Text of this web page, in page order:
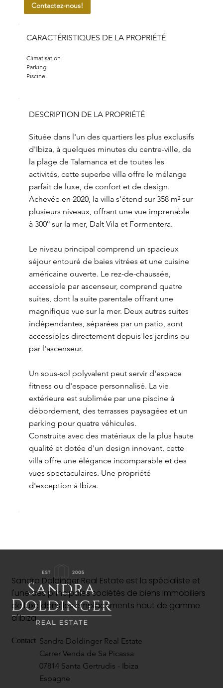
Contactez-nous!
CARACTÉRISTIQUES DE LA PROPRIÉTÉ
Climatisation
Parking
Piscine
DESCRIPTION DE LA PROPRIÉTÉ
Située dans l'un des quartiers les plus exclusifs
d'Ibiza, à quelques minutes du centre-ville, de
la plage de Talamanca et de toutes les
activités, cette superbe villa offre le mélange
parfait de luxe, de confort et de design.
Achevée en 2020, la villa s'étend sur 358 m² sur
plusieurs niveaux, offrant une vue imprenable
à 300° sur la mer, Dalt Vila et Formentera.
Le niveau principal comprend un spacieux
séjour entouré de baies vitrées et une cuisine
américaine ouverte. Le rez-de-chaussée,
accessible par ascenseur, comprend quatre
suites, dont la suite parentale offrant une
magnifique vue sur la mer. Deux autres suites
indépendantes, séparées par un patio, sont
accessibles directement depuis les jardins ou
par l'ascenseur.
Un sous-sol polyvalent peut servir d'espace
fitness ou d'espace personnalisé. La vie
extérieure est sublimée par une piscine à
débordement, des terrasses paysagées et un
parking pour quatre véhicules.
Construite avec des matériaux de la plus haute
qualité et dotée d'un design innovant, cette
villa offre une élégance incomparable et des
vues spectaculaires. Une propriété
d'exception à Ibiza.
Sandra Doldinger Real Estate est la spécialiste et
l'une des principales sociétés de biens immobiliers
de luxe dans les emplacements haut de gamme
d'Ibiza.
Contact Sandra Doldinger Real Estate
Carrer Venda de Sa Picassa
07814 Santa Gertrudis - Ibiza
Espagne